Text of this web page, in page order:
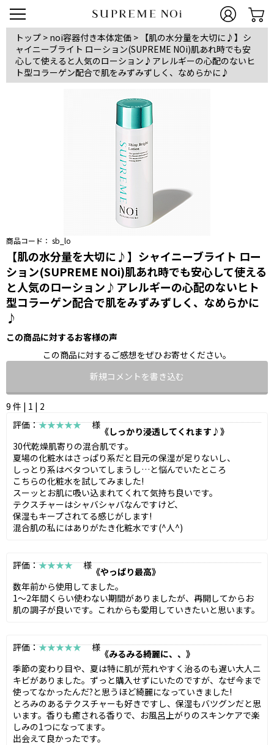
トップ > noi容器付き本体定価 > 【肌の水分量を大切に♪】シ
ャイニーブライト ローション(SUPREME NOi)肌あれ時でも安
心して使えると人気のローション♪アレルギーの心配のないヒ
ト型コラーゲン配合で肌をみずみずしく、なめらかに♪
商品コード： sb_lo
【肌の水分量を大切に♪】シャイニーブライト ロー
ション(SUPREME NOi)肌あれ時でも安心して使える
と人気のローション♪アレルギーの心配のないヒト
型コラーゲン配合で肌をみずみずしく、なめらかに
♪
この商品に対するお客様の声
この商品に対するご感想をぜひお寄せください。
新規コメントを書き込む
9 件 | 1 | 2
評価：★★★★★様
《しっかり浸透してくれます♪》
30代乾燥肌寄りの混合肌です。
夏場の化粧水はさっぱり系だと目元の保湿が足りないし、
しっとり系はベタついてしまうし…と悩んでいたところ
こちらの化粧水を試してみました!
スーッとお肌に吸い込まれてくれて気持ち良いです。
テクスチャーはシャバシャバなんですけど、
保湿もキープされてる感じがします!
混合肌の私にはありがたき化粧水です(^人^)
評価：★★★★様
《やっぱり最高》
数年前から使用してました。
1〜2年間くらい使わない期間がありましたが、再開してからお
肌の調子が良いです。これからも愛用していきたいと思います。
評価：★★★★★様
《みるみる綺麗に、、》
季節の変わり目や、夏は特に肌が荒れやすく治るのも遅い大人ニ
キビがありました。ずっと購入せずにいたのですが、なぜ今まで
使ってなかったんだ?と思うほど綺麗になっていきました!
とろみのあるテクスチャーも好きですし、保湿もバツグンだと思
います。香りも癒される香りで、お風呂上がりのスキンケアで楽
しみの1つになってます。
出会えて良かったです。